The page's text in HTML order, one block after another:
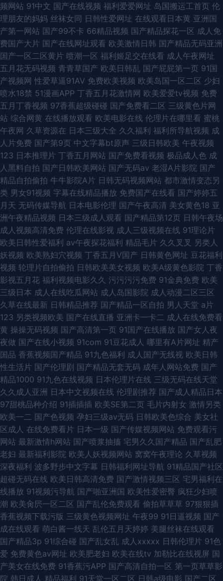
频网站 91中文 国产在线视频 福利爱爱网址 岛国搬运工首页 伦
理朋友的妈妈 丝袜女同 日韩性爱网址 在线观看日本黄 亚洲国
产第一网站 国产99不卡 66精品视频 国产精品探花一区 成人免
费国产大片 国产在线网址观看 欧美激情日韩 国产精品无码亚洲
国产一区二区黄片 喷潮一区 福利姬足交在线看 成人午夜网址
五月花无码视频 青青草国产 欧美日韩乱 国产屁屁第一页 91国
产视频网 性爱草逼91AV 免费欧美视频 欧美岛国一区二区 少妇
喷水18禁 51漫画APP 丁香五月花激情网 欧美爱爱tv视频 免费
五月丁香视频 97香蕉超级碰碰 国产免费看二区 三级黄色片网
站 综合网黄 在线播放观看 欧美电影在线 伦理片在哪里看 蜜桃
午夜网 久草资源在 日本三级大全 久久福利 福利所导航视频 成
人片免费 国产第9页 中文字幕bt原声 三级日韩欧美 午夜视频
123 日本推理片 丁香五月网站 国产免费看视频 极品成人色 成
人黑料自拍 国产日韩欧美网站 国产无码av 老湿A片影院 国产
精品自拍偷拍 牛牛影院A片 日韩无码视频网站 都市激情变态另
类 男女91视频 字幕在线精品播放 免费国产在线看 国产婷婷五
月天 无码传媒导航 日本电影伦理 国产午夜高清 美女黄色18 亚
洲午夜精品视频 日本三级成人观看 国产精品第12页 日韩午夜场
成人视频高清免费 伦理在线影视 成人三级视频在线 91理论片
欧美日韩性爱福利 av午夜探花福利 精品毛片 久久叉叉 另类人
妖视频 欧美熟妇穴视频 丁香五月V国产 日韩黄色网址 豆花福利
视频 轮理片自拍偷拍 日韩欧美美女视频 欧美A级黄色影院 丁香
影视五月花 福利视频电影久久 污污污污免费 91金典免费 欧美
三级日本 成人在线吃瓜网站 成人岛国影院 成人动漫二区三区
久草在线最新 日韩精品推荐 国产精品一区自拍 男人天堂 a片
123 另类视频欧美 国产在线直播 亚洲卡一卡二 成人在线免费看
黄 操操无码视频 国产高清第一页 91国产在线播放 国产女人夜
夜做 国产在线小视频 91com 91豆花成人 哪里有A片网址 精产
国品 香蕉视频国产精品 91九色福利 成人国产无线视 欧美日韩
性生活片 国产伦理剧 国产精品无套无码 成年人网站免费 国产
精品1000 91九色在线视频 日本伦理片在线 三级无码在线天堂
久久成人亚洲 日本中文视频在线 伦理剧推荐 国产成人精品日本
97甜桃品种介绍 91插插插 欧美SE第二页 毛片内射女 激情另类
欧美一二 国产色视频 孕妇三级av无码 日韩欧美色综合 美女社
区成人 在线免费看片 日本一级 国产传媒视频网站 免费观看污
网站 最新激情h网站 国产喷浆抽搐 宅男久久国产精品 国产乱肥
老妇 最新福利影院 欧美人妖视频网站 窝窝午夜理论 久草视频
深夜福利 波多野步中文字幕 日韩福利网址导航 91精品国产社区
超碰无码在线 欧美日韩高清免费 国产激情视频三区 宅男福利在
线播放 91视频污导航 国产啪亚洲国 欧美性爱密臀 疯狂少妇喷
潮 欧美肏屄一区二区 国产乱伦免费观看 偷拍草草草 97狠狠插
香蕉视频下载污版 三级黄色视频网址 午夜99 91日逼视频 国产
成在线观看 萌白酱一线天 乱伦五月天婷婷 美腿丝袜在线观看
国产精品3p 91综合碰 国产乱女乱 成人xxxxx 日韩伦理片 91色
爱 免费黄色av网址 欧美肥老妇 欧美在线tv 加勒比在线视屏 国
产美女在线免费 91香蕉污APP 国产高清自拍一区 第一页草草影
院 韩日成人 精品福利 91天堂一区二区 日韩a级电影 国产二区